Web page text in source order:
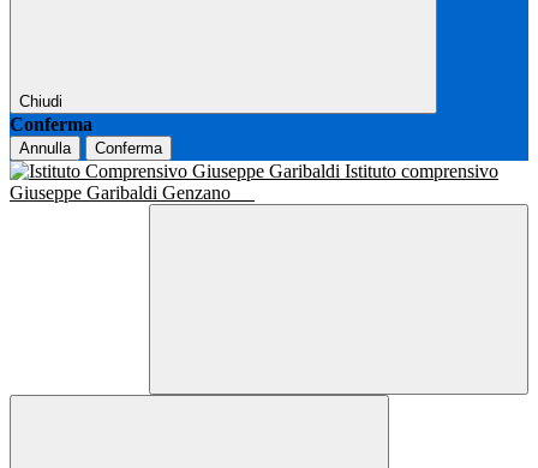
Chiudi
Conferma
Annulla Conferma
Istituto comprensivo
Giuseppe Garibaldi Genzano